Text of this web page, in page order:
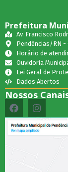
Prefeitura
Av. Francisco
Pendências/RN -
Horário de
Ouvidoria
Lei Geral de
Dados Abertos
Nossos